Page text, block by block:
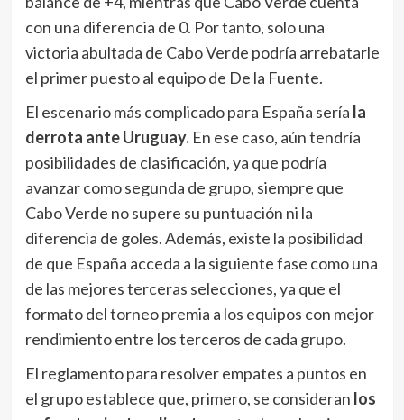
con una diferencia de 0. Por tanto, solo una
victoria abultada de Cabo Verde podría arrebatarle
el primer puesto al equipo de De la Fuente.
El escenario más complicado para España sería la
derrota ante Uruguay.En ese caso, aún tendría
posibilidades de clasificación, ya que podría
avanzar como segunda de grupo, siempre que
Cabo Verde no supere su puntuación ni la
diferencia de goles. Además, existe la posibilidad
de que España acceda a la siguiente fase como una
de las mejores terceras selecciones, ya que el
formato del torneo premia a los equipos con mejor
rendimiento entre los terceros de cada grupo.
El reglamento para resolver empates a puntos en
el grupo establece que, primero, se consideran los